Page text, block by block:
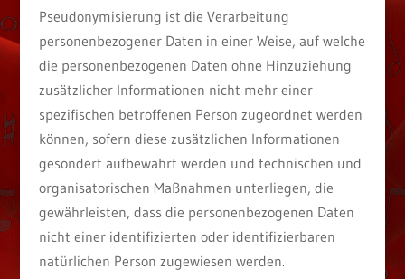
Pseudonymisierung ist die Verarbeitung
personenbezogener Daten in einer Weise, auf welche
die personenbezogenen Daten ohne Hinzuziehung
zusätzlicher Informationen nicht mehr einer
spezifischen betroffenen Person zugeordnet werden
können, sofern diese zusätzlichen Informationen
gesondert aufbewahrt werden und technischen und
organisatorischen Maßnahmen unterliegen, die
gewährleisten, dass die personenbezogenen Daten
nicht einer identifizierten oder identifizierbaren
natürlichen Person zugewiesen werden.